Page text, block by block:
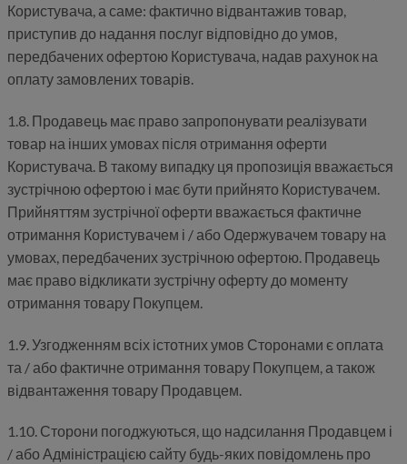
Користувача, а саме: фактично відвантажив товар,
приступив до надання послуг відповідно до умов,
передбачених офертою Користувача, надав рахунок на
оплату замовлених товарів.
1.8. Продавець має право запропонувати реалізувати
товар на інших умовах після отримання оферти
Користувача. В такому випадку ця пропозиція вважається
зустрічною офертою і має бути прийнято Користувачем.
Прийняттям зустрічної оферти вважається фактичне
отримання Користувачем і / або Одержувачем товару на
умовах, передбачених зустрічною офертою. Продавець
має право відкликати зустрічну оферту до моменту
отримання товару Покупцем.
1.9. Узгодженням всіх істотних умов Сторонами є оплата
та / або фактичне отримання товару Покупцем, а також
відвантаження товару Продавцем.
1.10. Сторони погоджуються, що надсилання Продавцем і
/ або Адміністрацією сайту будь-яких повідомлень про